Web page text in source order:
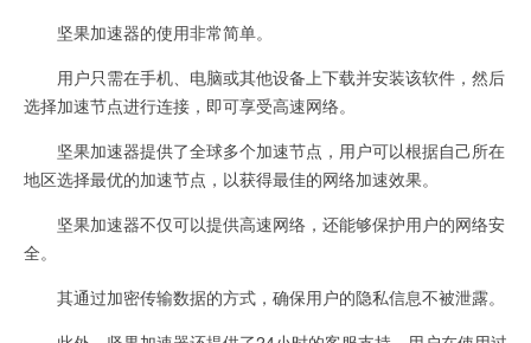
坚果加速器的使用非常简单。
用户只需在手机、电脑或其他设备上下载并安装该软件，然后
选择加速节点进行连接，即可享受高速网络。
坚果加速器提供了全球多个加速节点，用户可以根据自己所在
地区选择最优的加速节点，以获得最佳的网络加速效果。
坚果加速器不仅可以提供高速网络，还能够保护用户的网络安
全。
其通过加密传输数据的方式，确保用户的隐私信息不被泄露。